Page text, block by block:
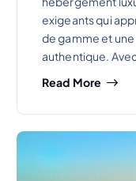
exigeants qui
de gamme et
authentique.
Read More